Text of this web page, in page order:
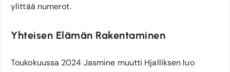
ylittää numerot.
Yhteisen Elämän Rakentaminen
Toukokuussa 2024 Jasmine muutti Hjalliksen luo